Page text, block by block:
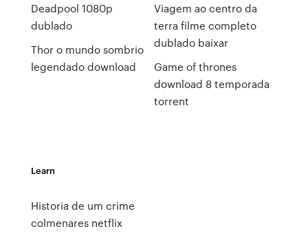
Deadpool 1080p
dublado
Thor o mundo sombrio
legendado download
Viagem ao centro da
terra filme completo
dublado baixar
Game of thrones
download 8 temporada
torrent
Learn
Historia de um crime
colmenares netflix